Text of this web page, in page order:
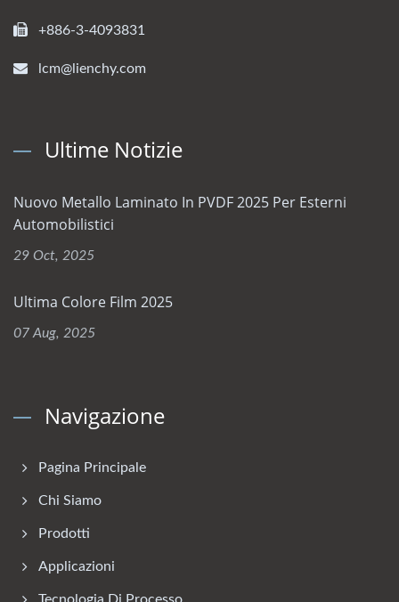
+886-3-4093831
lcm@lienchy.com
Ultime Notizie
Nuovo Metallo Laminato In PVDF 2025 Per Esterni
Automobilistici
29 Oct, 2025
Ultima Colore Film 2025
07 Aug, 2025
Navigazione
Pagina Principale
Chi Siamo
Prodotti
Applicazioni